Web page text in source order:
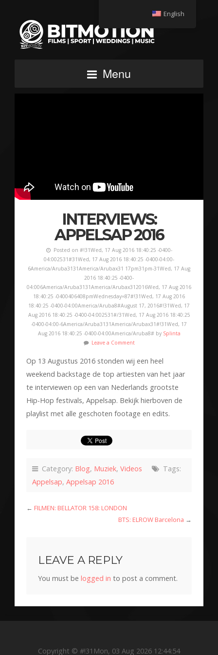
Menu
INTERVIEWS:
APPELSAP 2016
Posted on #!31Wed, 17 Aug 2016 18:40:25 -0400-
04:002531#31Wed, 17 Aug 2016 18:40:25 -0400-04:00-
6America/Aruba3131America/Arubax31 17pm31pm-31Wed, 17 Aug
2016 18:40:25 -0400-
04:006America/Aruba3131America/Arubax312016Wed, 17 Aug 2016
18:40:25 -0400406408pmWednesday=87#!31Wed, 17 Aug 2016
18:40:25 -0400-04:00America/Aruba8#August 17, 2016#!31Wed, 17
Aug 2016 18:40:25 -0400-04:002531#/31Wed, 17 Aug 2016 18:40:25
-0400-04:00-6America/Aruba3131America/Arubax31#!31Wed, 17
Aug 2016 18:40:25 -0400-04:00America/Aruba8# by Splinta
Leave a Comment
Op 13 Augustus 2016 stonden wij een heel
weekend backstage de top artiesten van het jaar
te interviewen op een van Nederlands grootste
Hip-Hop festivals, Appelsap. Bekijk hierboven de
playlist met alle geschoten footage en edits.
Category: Blog, Muziek, Videos
Tags:
Appelsap, Appelsap 2016
← FILMEN: BELLATOR 158: LONDON
BTS: ELROW Barcelona →
LEAVE A REPLY
You must be logged in to post a comment.
Copyright © #!31Mon, 03 Aug 2026 12:44:54
English